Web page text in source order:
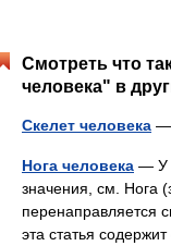
Смотреть что
человека" в
Скелет человека
Нога человека — У
значения, см. Нога
перенаправляется
эта статья